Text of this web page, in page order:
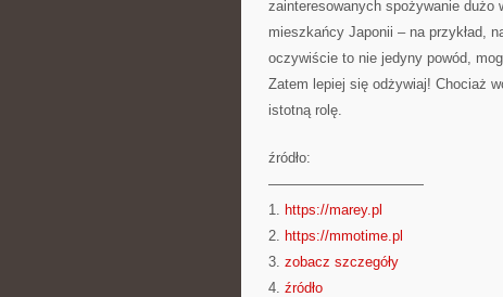
zainteresowanych spożywanie
mieszkańcy Japonii – na przykład,
oczywiście to nie jedyny powód,
Zatem lepiej się odżywiaj! Chociaż
istotną rolę.
źródło:
———————————
1. https://marey.pl
2. https://mmotime.pl
3. zobacz szczegóły
4. źródło